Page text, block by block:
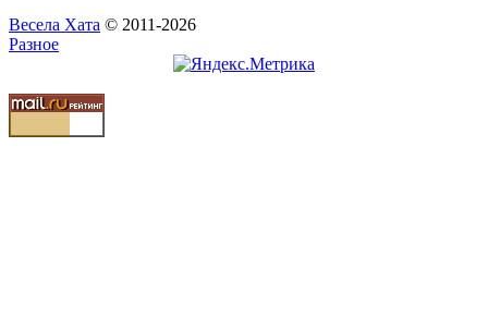
Весела Хата © 2011-2026
Разное